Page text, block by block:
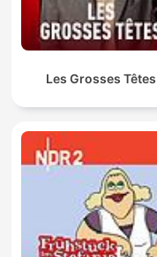
Les Grosses Têtes